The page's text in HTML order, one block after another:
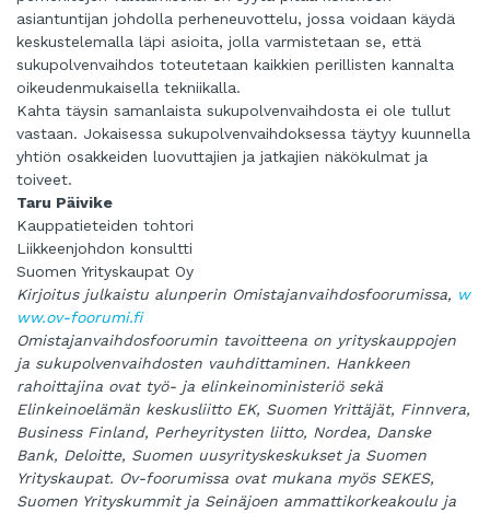
asiantuntijan johdolla perheneuvottelu, jossa voidaan käydä
keskustelemalla läpi asioita, jolla varmistetaan se, että
sukupolvenvaihdos toteutetaan kaikkien perillisten kannalta
oikeudenmukaisella tekniikalla.
Kahta täysin samanlaista sukupolvenvaihdosta ei ole tullut
vastaan. Jokaisessa sukupolvenvaihdoksessa täytyy kuunnella
yhtiön osakkeiden luovuttajien ja jatkajien näkökulmat ja
toiveet.
Taru Päivike
Kauppatieteiden tohtori
Liikkeenjohdon konsultti
Suomen Yrityskaupat Oy
Kirjoitus julkaistu alunperin Omistajanvaihdosfoorumissa, w
ww.ov-foorumi.fi
Omistajanvaihdosfoorumin tavoitteena on yrityskauppojen
ja sukupolvenvaihdosten vauhdittaminen. Hankkeen
rahoittajina ovat työ- ja elinkeinoministeriö sekä
Elinkeinoelämän keskusliitto EK, Suomen Yrittäjät, Finnvera,
Business Finland, Perheyritysten liitto, Nordea, Danske
Bank, Deloitte, Suomen uusyrityskeskukset ja Suomen
Yrityskaupat. Ov-foorumissa ovat mukana myös SEKES,
Suomen Yrityskummit ja Seinäjoen ammattikorkeakoulu ja